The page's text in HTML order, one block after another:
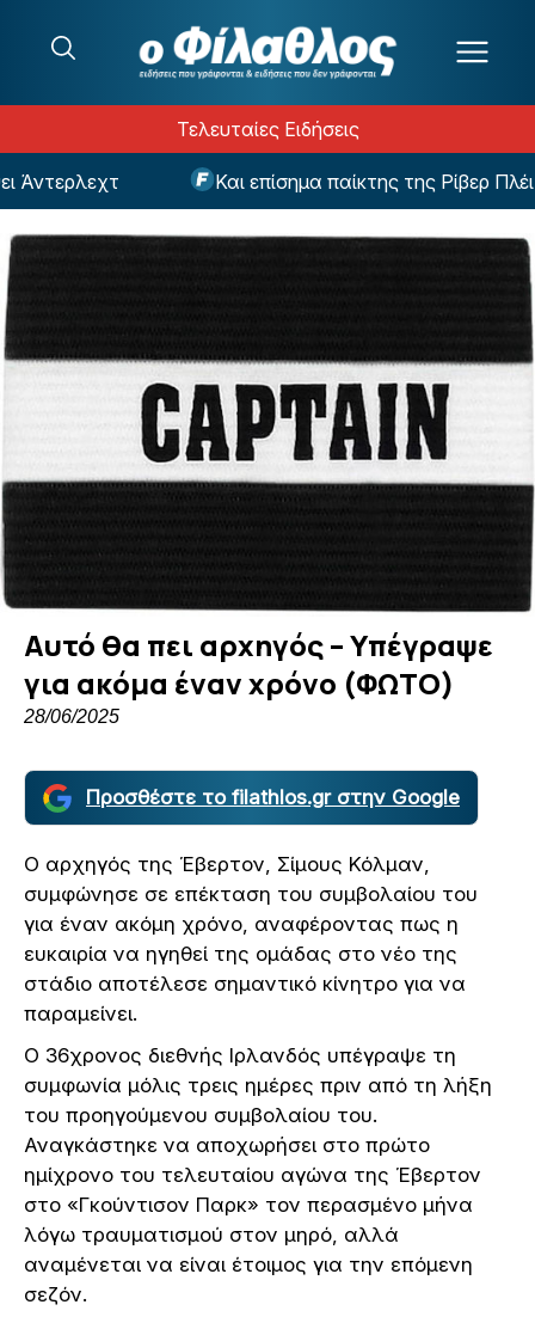
Τελευταίες Ειδήσεις
Και επίσημα παίκτης της Ρίβερ
Αυτό θα πει αρχηγός – Υπέγραψε
για ακόμα έναν χρόνο (ΦΩΤΟ)
28/06/2025
Προσθέστε το filathlos.gr στην Google
Ο αρχηγός της Έβερτον, Σίμους Κόλμαν,
συμφώνησε σε επέκταση του συμβολαίου του
για έναν ακόμη χρόνο, αναφέροντας πως η
ευκαιρία να ηγηθεί της ομάδας στο νέο της
στάδιο αποτέλεσε σημαντικό κίνητρο για να
παραμείνει.
Ο 36χρονος διεθνής Ιρλανδός υπέγραψε τη
συμφωνία μόλις τρεις ημέρες πριν από τη λήξη
του προηγούμενου συμβολαίου του.
Αναγκάστηκε να αποχωρήσει στο πρώτο
ημίχρονο του τελευταίου αγώνα της Έβερτον
στο «Γκούντισον Παρκ» τον περασμένο μήνα
λόγω τραυματισμού στον μηρό, αλλά
αναμένεται να είναι έτοιμος για την επόμενη
σεζόν.